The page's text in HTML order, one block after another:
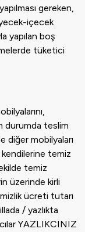
gereken,
içecek
yapılan boş
tüketici
durumda teslim
diğer mobilyaları
temiz
temiz
üzerinde kirli
ücreti tutarı
/ yazlıkta
YAZLIKCINIZ